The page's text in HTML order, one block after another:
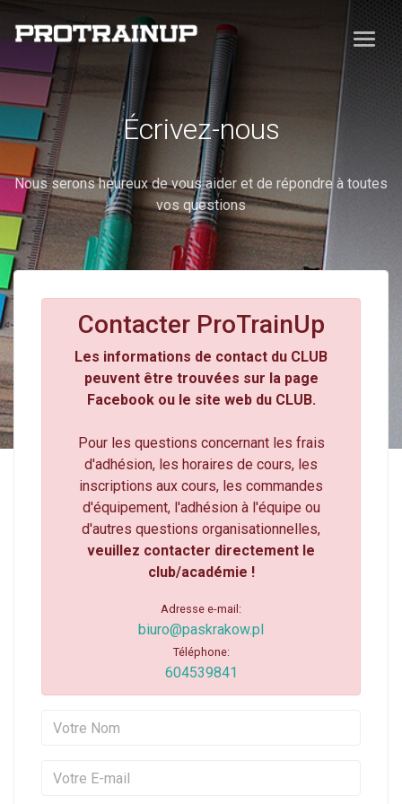
Écrivez-nous
Nous serons heureux de vous aider et de répondre à toutes
vos questions
Contacter ProTrainUp
Les informations de contact du CLUB
peuvent être trouvées sur la page
Facebook ou le site web du CLUB.
Pour les questions concernant les frais
d'adhésion, les horaires de cours, les
inscriptions aux cours, les commandes
d'équipement, l'adhésion à l'équipe ou
d'autres questions organisationnelles,
veuillez contacter directement le
club/académie !
Adresse e-mail:
biuro@paskrakow.pl
Téléphone:
604539841